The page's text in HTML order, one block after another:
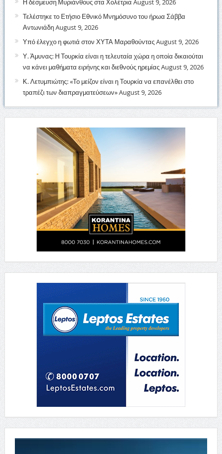
Η δέσμευση Μυριάνθους στα Χολέτρια August 9, 2026
Τελέστηκε το Ετήσιο Εθνικό Μνημόσυνο του ήρωα Σάββα
ΑντωνιάδηAugust 9, 2026
Υπό έλεγχο η φωτιά στον ΧΥΤΑ ΜαραθούνταςAugust 9, 2026
Υ. Άμυνας: Η Τουρκία είναι η τελευταία χώρα η οποία δικαιούται
να κάνει μαθήματα ειρήνης και διεθνούς ηρεμίαςAugust 9, 2026
Κ. Λετυμπιώτης: «Το μείζον είναι η Τουρκία να επανέλθει στο
τραπέζι των διαπραγματεύσεων»August 9, 2026